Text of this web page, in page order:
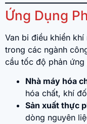
Ứng Dụng
Van bi điều khiển
trong các ngành
cầu tốc độ phản
Nhà máy hóa
hóa chất, khí
Sản xuất thực
dòng nguyên